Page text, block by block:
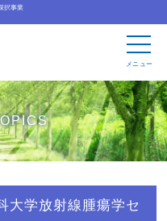
択事業
メニュー
大学放射線腫瘍学セ